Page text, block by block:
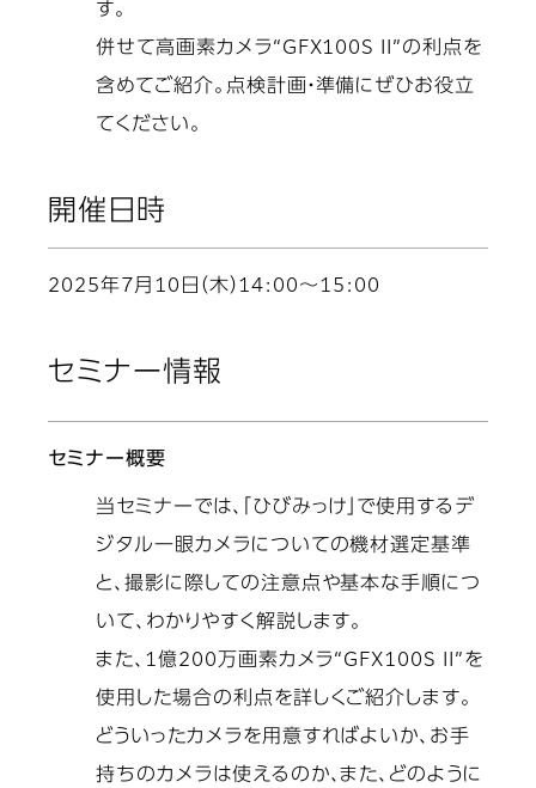
す。
併せて高画素カメラ“GFX100S II”の利点を
含めてご紹介。点検計画・準備にぜひお役立
てください。
開催日時
2025年7月10日（木）14:00～15:00
セミナー情報
セミナー概要
当セミナーでは、「ひびみっけ」で使用するデ
ジタル一眼カメラについての機材選定基準
と、撮影に際しての注意点や基本な手順につ
いて、わかりやすく解説します。
また、1億200万画素カメラ“GFX100S II”を
使用した場合の利点を詳しくご紹介します。
どういったカメラを用意すればよいか、お手
持ちのカメラは使えるのか、また、どのように